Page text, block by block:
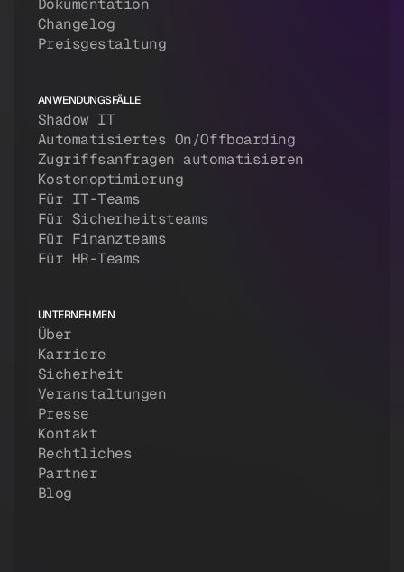
Dokumentation
Changelog
Preisgestaltung
ANWENDUNGSFÄLLE
Shadow IT
Automatisiertes On/Offboarding
Zugriffsanfragen automatisieren
Kostenoptimierung
Für IT-Teams
Für Sicherheitsteams
Für Finanzteams
Für HR-Teams
UNTERNEHMEN
Über
Karriere
Sicherheit
Veranstaltungen
Presse
Kontakt
Rechtliches
Partner
Blog